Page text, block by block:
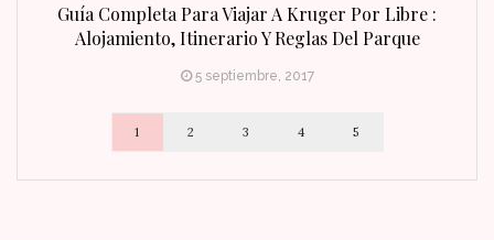
Guía Completa Para Viajar A Kruger Por Libre :
Alojamiento, Itinerario Y Reglas Del Parque
5 septiembre, 2017
1 2 3 4 5